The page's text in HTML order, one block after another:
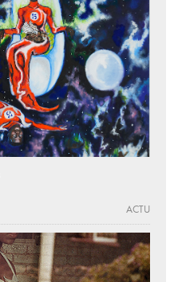
ACTU